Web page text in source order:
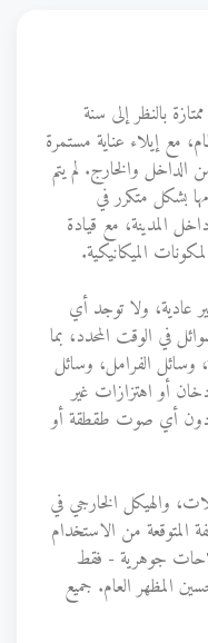
بالنظر إلى سنة
مع إيلاء عناية مستمرة
الداخل والخارج. لم يتم
بشكل متكرر في
المدينة، مع قيادة
الميكانيكية.
ولا توجد أي
في الوقت المحدد، بما
الفرامل، وسائل
أو اهتزازات غير
دون أي صوت طقطقة أو
والهيكل الخارجي في
من الاستخدام
جوهرية - فقط
المظهر العام. جميع